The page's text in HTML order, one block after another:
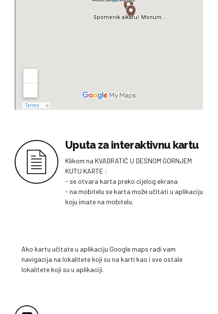
Uputa za interaktivnu kartu
Klikom na KVADRATIĆ U DESNOM GORNJEM
KUTU KARTE :
- se otvara karta preko cijelog ekrana
- na mobitelu se karta može učitati u aplikaciju
koju imate na mobitelu.
Ako kartu učitate u aplikaciju Google maps radi vam
navigacija na lokalitete koji su na karti kao i sve ostale
lokalitete koji su u aplikaciji.